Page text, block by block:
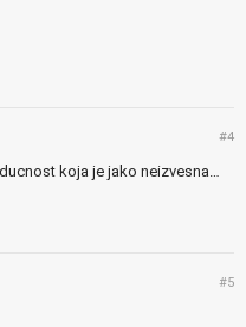
#4
koja je jako neizvesna…
#5